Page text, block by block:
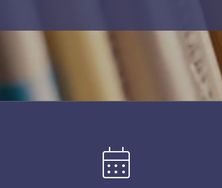
calendar_month